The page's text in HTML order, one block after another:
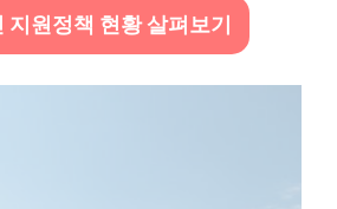
지원정책 현황 살펴보기